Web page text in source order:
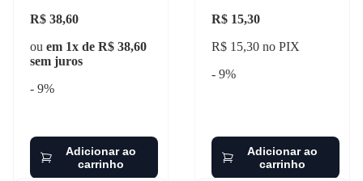
R$ 38,60
ou em 1x de R$ 38,60
sem juros
- 9%
Adicionar ao
carrinho
R$ 15,30
R$ 15,30 no PIX
- 9%
Adicionar ao
carrinho